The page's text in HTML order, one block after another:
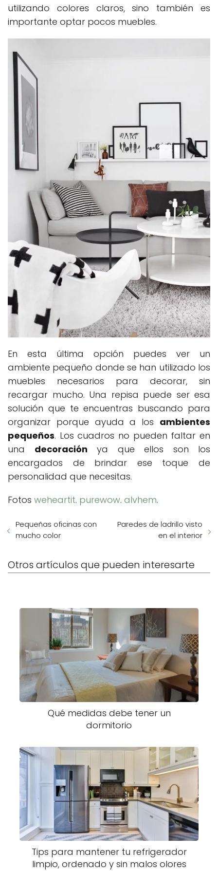
utilizando colores claros, sino también es
importante optar pocos muebles.
En esta última opción puedes ver un
ambiente pequeño donde se han utilizado los
muebles necesarios para decorar, sin
recargar mucho. Una repisa puede ser esa
solución que te encuentras buscando para
organizar porque ayuda a los ambientes
pequeños. Los cuadros no pueden faltar en
una decoración ya que ellos son los
encargados de brindar ese toque de
personalidad que necesitas.
Fotos weheartit. purewow. alvhem.
Pequeñas oficinas con
mucho color
Paredes de ladrillo visto
en el interior
Otros artículos que pueden interesarte
Qué medidas debe tener un
dormitorio
Tips para mantener tu refrigerador
limpio, ordenado y sin malos olores